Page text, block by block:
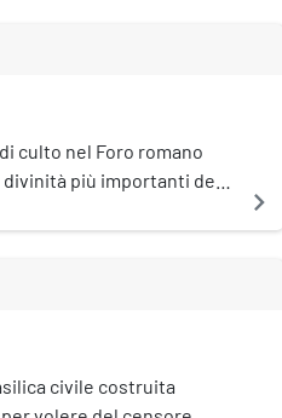
culto nel Foro romano
più importanti della
navigate_next
civile costruita